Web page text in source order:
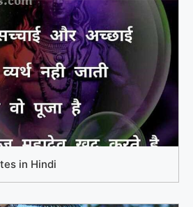
in Hindi